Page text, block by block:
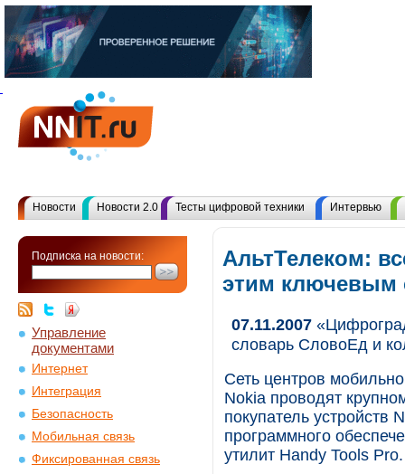
Новости Новости 2.0 Тесты цифровой техники Интервью
Подписка на новости:
Управление
документами
Интернет
Интеграция
Безопасность
Мобильная связь
Фиксированная связь
АльтТелеком:
этим ключевым
07.11.2007
словарь СловоЕд и
Сеть центров
Nokia проводят
покупатель устройств
программного
утилит Handy Tools Pro.